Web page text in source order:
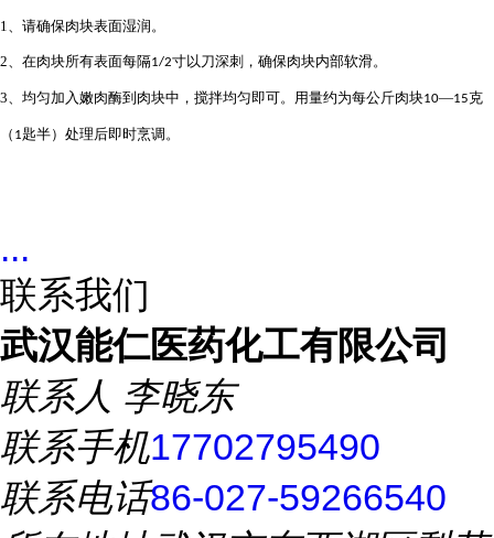
1、请确保肉块表面湿润。
2、在肉块所有表面每隔1/2寸以刀深刺，确保肉块内部软滑。
3、均匀加入嫩肉酶到肉块中，搅拌均匀即可。用量约为每公斤肉块10—15克
（ 1匙半）处理后即时烹调。
...
联系我们
武汉能仁医药化工有限公司
联系人 李晓东
联系手机17702795490
联系电话86-027-59266540